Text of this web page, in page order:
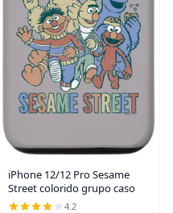
iPhone 12/12 Pro Sesame
Street colorido grupo caso
4.2